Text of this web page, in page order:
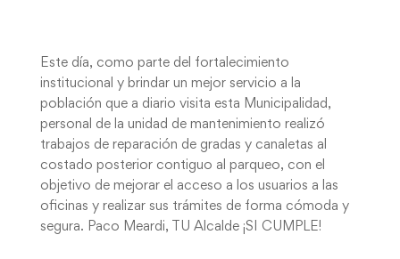
Este día, como parte del fortalecimiento
institucional y brindar un mejor servicio a la
población que a diario visita esta Municipalidad,
personal de la unidad de mantenimiento realizó
trabajos de reparación de gradas y canaletas al
costado posterior contiguo al parqueo, con el
objetivo de mejorar el acceso a los usuarios a las
oficinas y realizar sus trámites de forma cómoda y
segura. Paco Meardi, TU Alcalde ¡SI CUMPLE!